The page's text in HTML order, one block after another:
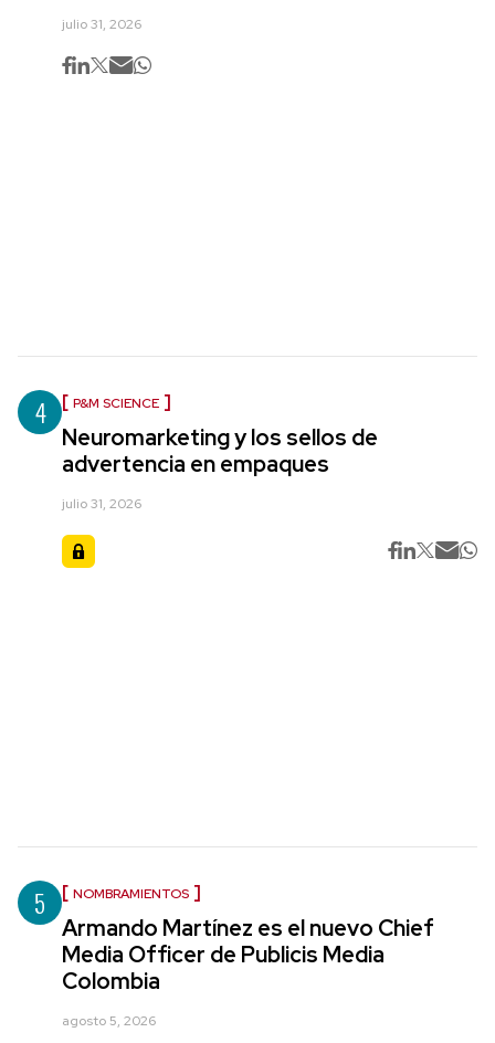
julio 31, 2026
4 P&M SCIENCE
Neuromarketing y los sellos de
advertencia en empaques
julio 31, 2026
5 NOMBRAMIENTOS
Armando Martínez es el nuevo Chief
Media Officer de Publicis Media
Colombia
agosto 5, 2026